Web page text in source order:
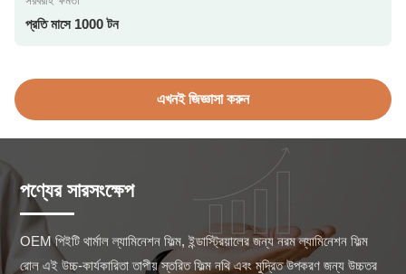
প্রতি মাসে 1000 টন
এখনই জিজ্ঞাসা করুন
পণ্যের সারসংক্ষেপ
OEM পিইটি থার্মাল ল্যামিনেশন ফিল্ম, ইন্ডাস্ট্রিয়ালের জন্য নরম ল্যামিনেশন ফিল্ম
রোল এই উচ্চ-কার্যকারিতা তাপীয় স্তরিত ফিল্ম নথি এবং মুদ্রিত উপকরণ জন্য উচ্চতর